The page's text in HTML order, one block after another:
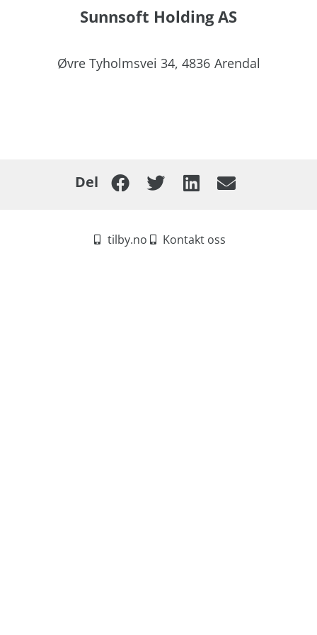
Sunnsoft Holding AS
Øvre Tyholmsvei 34, 4836 Arendal
Del
tilby.no Kontakt oss